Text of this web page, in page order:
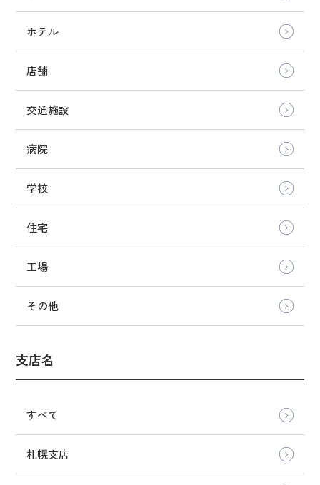
ホテル
店舗
交通施設
病院
学校
住宅
工場
その他
支店名
すべて
札幌支店